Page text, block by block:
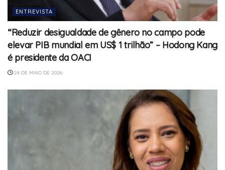
ENTREVISTA
“Reduzir desigualdade de gênero no campo pode
elevar PIB mundial em US$ 1 trilhão” – Hodong Kang
é presidente da OACI
24 DE MAIO DE 2026